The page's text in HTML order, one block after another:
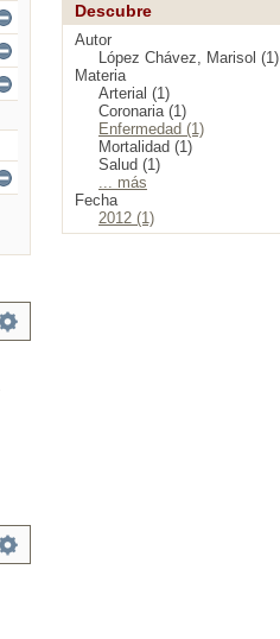
Descubre
Autor
López Chávez, Marisol (1)
Materia
Arterial (1)
Coronaria (1)
Enfermedad (1)
Mortalidad (1)
Salud (1)
... más
Fecha
2012 (1)